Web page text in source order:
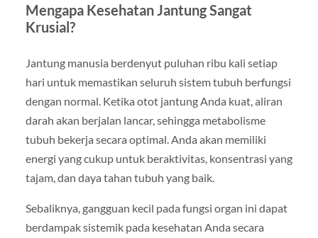
Mengapa Kesehatan Jantung Sangat
Krusial?
Jantung manusia berdenyut puluhan ribu kali setiap
hari untuk memastikan seluruh sistem tubuh berfungsi
dengan normal. Ketika otot jantung Anda kuat, aliran
darah akan berjalan lancar, sehingga metabolisme
tubuh bekerja secara optimal. Anda akan memiliki
energi yang cukup untuk beraktivitas, konsentrasi yang
tajam, dan daya tahan tubuh yang baik.
Sebaliknya, gangguan kecil pada fungsi organ ini dapat
berdampak sistemik pada kesehatan Anda secara